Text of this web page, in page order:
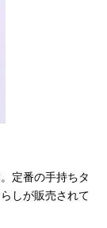
定番の手持ちタ
しが販売されて